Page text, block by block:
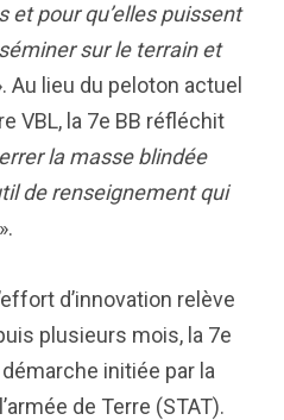
et pour qu’elles puissent
sur le terrain et
Au lieu du peloton actuel
VBL, la 7e BB réfléchit
la masse blindée
de renseignement qui
d’innovation relève
plusieurs mois, la 7e
initiée par la
de Terre (STAT).